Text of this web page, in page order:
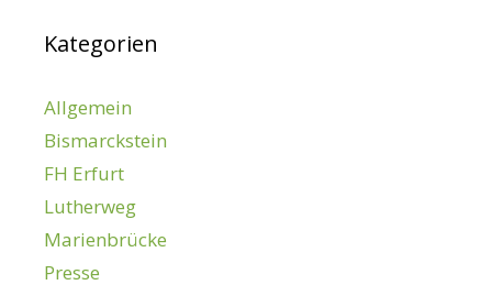
Kategorien
Allgemein
Bismarckstein
FH Erfurt
Lutherweg
Marienbrücke
Presse